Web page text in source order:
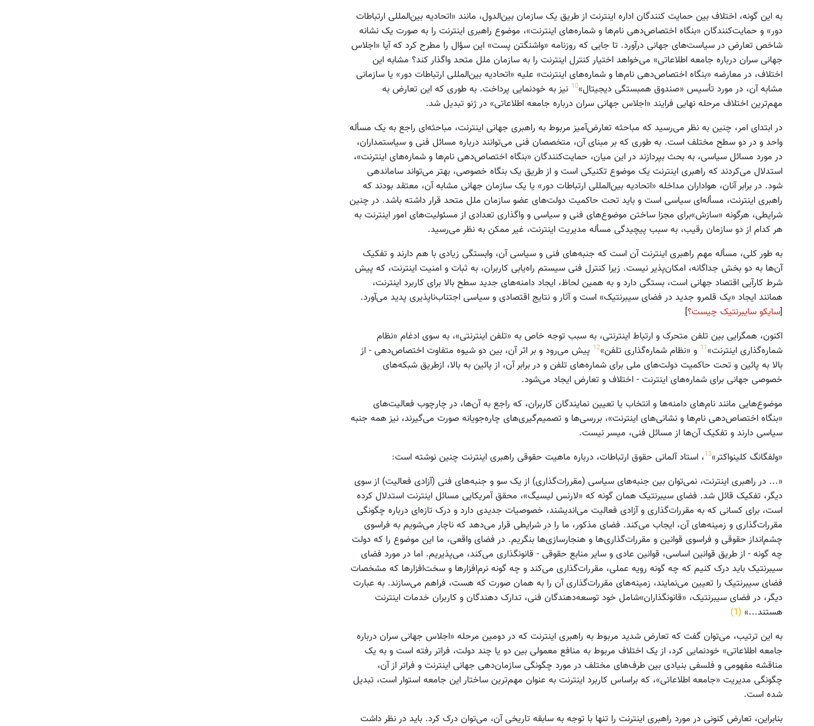
به این گونه، اختلاف بین حمایت کنندگان اداره اینترنت از طریق یک سازمان بین‌الدول، مانند «اتحادیه بین‌المللی ارتباطات
دور» و حمایت‌کنندگان «بنگاه اختصاص‌دهی نام‌ها و شماره‌های اینترنت»، موضوع راهبری اینترنت را به صورت یک نشانه
شاخص تعارض در سیاست‌های جهانی درآورد. تا جایی که روزنامه «واشنگتن پست» این سؤال را مطرح کرد که آیا «اجلاس
جهانی سران درباره جامعه اطلاعاتی» می‌خواهد اختیار کنترل اینترنت را به سازمان ملل متحد واگذار کند؟ مشابه این
اختلاف، در معارضه «بنگاه اختصاص‌دهی نام‌ها و شماره‌های اینترنت» علیه «اتحادیه بین‌المللی ارتباطات دور» یا سازمانی
مشابه آن، در مورد تأسیس «صندوق همبستگی دیجیتال»10 نیز به خودنمایی پرداخت. به طوری که این تعارض به
مهم‌ترین اختلاف مرحله نهایی فرایند «اجلاس جهانی سران درباره جامعه اطلاعاتی» در ژنو تبدیل شد.
در ابتدای امر، چنین به نظر می‌رسید که مباحثه تعارض‌آمیز مربوط به راهبری جهانی اینترنت، مباحثه‌ای راجع به یک مسأله
واحد و در دو سطح مختلف است. به طوری که بر مبنای آن، متخصصان فنی می‌توانند درباره مسائل فنی و سیاستمداران،
در مورد مسائل سیاسی، به بحث بپردازند در این میان، حمایت‌کنندگان «بنگاه اختصاص‌دهی نام‌ها و شماره‌های اینترنت»،
استدلال می‌کردند که راهبری اینترنت یک موضوع تکنیکی است و از طریق یک بنگاه خصوصی، بهتر می‌تواند ساماندهی
شود. در برابر آنان، هواداران مداخله «اتحادیه بین‌المللی ارتباطات دور» یا یک سازمان‌ جهانی مشابه آن، معتقد بودند که
راهبری اینترنت، مسأله‌ای سیاسی است و باید تحت حاکمیت‌ دولت‌های عضو سازمان ملل متحد قرار داشته باشد. در چنین
شرایطی، هرگونه «سازش»‌برای مجزا ساختن موضوع‌های فنی و سیاسی و واگذاری تعدادی از مسئولیت‌های امور اینترنت به
هر کدام از دو سازمان رقیب، به سبب پیچیدگی مسأله مدیریت اینترنت، غیر ممکن به نظر می‌رسید.
به طور کلی، مسأله مهم راهبری اینترنت آن است که جنبه‌های فنی و سیاسی آن، وابستگی زیادی با هم دارند و تفکیک
آن‌ها به دو بخش جداگانه، امکان‌پذیر نیست. زیرا کنترل فنی سیستم راه‌یابی کاربران، به ثبات و امنیت اینترنت، که پیش
شرط کارآیی اقتصاد جهانی است، بستگی دارد و به همین لحاظ، ایجاد دامنه‌های جدید سطح بالا برای کاربرد اینترنت،
همانند ایجاد «یک قلمرو جدید در فضای سیبرنتیک» است و آثار و نتایج اقتصادی و سیاسی اجتناب‌ناپذیری پدید می‌آورد.
[سایکو سایبرنتیک چیست؟]
اکنون، همگرایی بین تلفن متحرک و ارتباط اینترنتی، به سبب توجه خاص به «تلفن اینترنتی»، به سوی ادغام «نظام
شماره‌گذاری اینترنت»11 و «نظام شماره‌گذاری تلفن»12 پیش می‌رود و بر اثر آن، بین دو شیوه متفاوت اختصاص‌دهی - از
بالا به پائین و تحت حاکمیت دولت‌های ملی برای شماره‌های تلفن و در برابر آن، از پائین به بالا، ازطریق شبکه‌های
خصوصی جهانی برای شماره‌های اینترنت - اختلاف و تعارض ایجاد می‌شود.
موضوع‌هایی مانند نام‌های دامنه‌ها و انتخاب یا تعیین نمایندگان کاربران، که راجع به آن‌ها، در چارچوب فعالیت‌های
«بنگاه اختصاص‌دهی نام‌ها و نشانی‌های اینترنت»، بررسی‌ها و تصمیم‌گیری‌های چاره‌جویانه صورت می‌گیرند، نیز همه جنبه
سیاسی دارند و تفکیک آن‌ها از مسائل فنی، میسر نیست.
«ولفگانگ کلینواکتر»13، استاد آلمانی حقوق ارتباطات، درباره ماهیت حقوقی راهبری اینترنت چنین نوشته است:
«... در راهبری اینترنت، نمی‌توان بین جنبه‌های سیاسی (مقررات‌گذاری) از یک سو و جنبه‌های فنی (آزادی فعالیت) از سوی
دیگر، تفکیک قائل شد. فضای سیبرنتیک همان گونه که «لارنس لیسیگ»، محقق آمریکایی مسائل اینترنت استدلال کرده
است، برای کسانی که به مقررات‌گذاری و آزادی فعالیت می‌اندیشند، خصوصیات جدیدی دارد و درک تازه‌ای درباره چگونگی
مقررات‌گذاری و زمینه‌های آن، ایجاب می‌کند. فضای مذکور، ما را در شرایطی قرار می‌دهد که ناچار می‌شویم به فراسوی
چشم‌انداز حقوقی و فراسوی قوانین و مقررات‌گذاری‌ها و هنجارسازی‌ها بنگریم. در فضای واقعی، ما این موضوع را که دولت
چه گونه - از طریق قوانین اساسی، قوانین‌ عادی و سایر منابع حقوقی - قانونگذاری می‌کند، می‌پذیریم. اما در مورد فضای
سیبرنتیک باید درک کنیم که چه گونه رویه عملی، مقررات‌گذاری‌ می‌کند و چه گونه نرم‌افزارها و سخت‌افزارها که مشخصات
فضای سیبرنتیک را تعیین می‌نمایند، زمینه‌های مقررات‌گذاری‌ آن را به همان صورت که هست، فراهم می‌سازند. به عبارت
دیگر، در فضای سیبرنتیک، «قانونگذاران»‌شامل خود توسعه‌دهندگان فنی، تدارک دهندگان و کاربران خدمات اینترنت
هستند...» (1)
به این ترتیب، می‌توان گفت که تعارض‌‌ شدید مربوط به راهبری اینترنت که در دومین مرحله «اجلاس جهانی سران درباره
جامعه اطلاعاتی» خودنمایی کرد، از یک اختلاف مربوط به منافع معمولی بین دو یا چند دولت، فراتر رفته است و به یک
مناقشه مفهومی و فلسفی بنیادی بین طرف‌های مختلف در مورد چگونگی سازمان‌دهی جهانی اینترنت و فراتر از آن،
چگونگی مدیریت «جامعه اطلاعاتی»، که براساس کاربرد اینترنت به عنوان مهم‌ترین ساختار این جامعه استوار است، تبدیل
شده است.
بنابراین، تعارض کنونی در مورد راهبری اینترنت را تنها با توجه به سابقه تاریخی آن، می‌توان درک کرد. باید در نظر داشت